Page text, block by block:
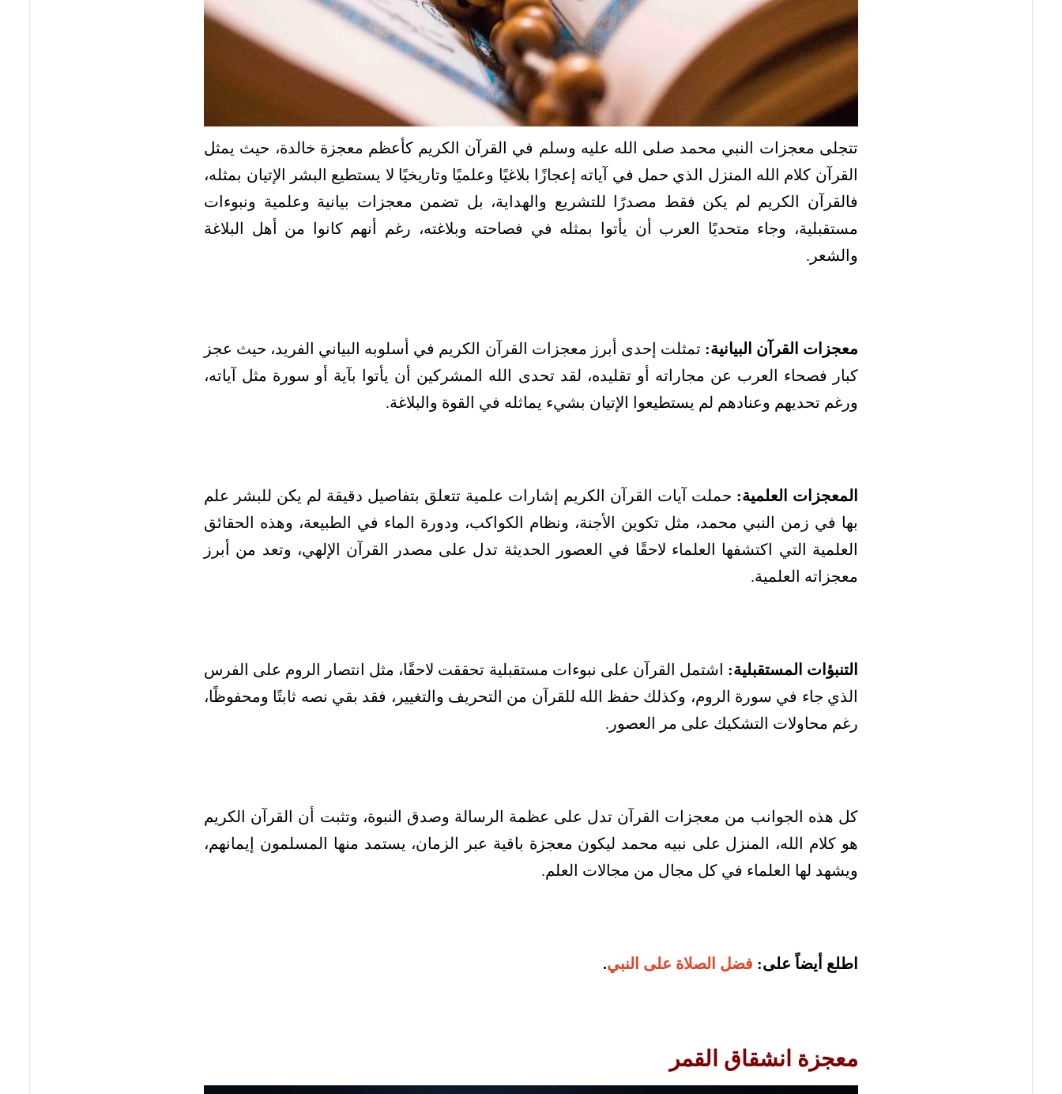
تتجلى معجزات النبي محمد صلى الله عليه وسلم في القرآن الكريم كأعظم معجزة خالدة، حيث يمثل
القرآن كلام الله المنزل الذي حمل في آياته إعجازًا بلاغيًا وعلميًا وتاريخيًا لا يستطيع البشر الإتيان بمثله،
فالقرآن الكريم لم يكن فقط مصدرًا للتشريع والهداية، بل تضمن معجزات بيانية وعلمية ونبوءات
مستقبلية، وجاء متحديًا العرب أن يأتوا بمثله في فصاحته وبلاغته، رغم أنهم كانوا من أهل البلاغة
والشعر.
معجزات القرآن البيانية: تمثلت إحدى أبرز معجزات القرآن الكريم في أسلوبه البياني الفريد، حيث عجز
كبار فصحاء العرب عن مجاراته أو تقليده، لقد تحدى الله المشركين أن يأتوا بآية أو سورة مثل آياته،
ورغم تحديهم وعنادهم لم يستطيعوا الإتيان بشيء يماثله في القوة والبلاغة.
المعجزات العلمية: حملت آيات القرآن الكريم إشارات علمية تتعلق بتفاصيل دقيقة لم يكن للبشر علم
بها في زمن النبي محمد، مثل تكوين الأجنة، ونظام الكواكب، ودورة الماء في الطبيعة، وهذه الحقائق
العلمية التي اكتشفها العلماء لاحقًا في العصور الحديثة تدل على مصدر القرآن الإلهي، وتعد من أبرز
معجزاته العلمية.
التنبؤات المستقبلية: اشتمل القرآن على نبوءات مستقبلية تحققت لاحقًا، مثل انتصار الروم على الفرس
الذي جاء في سورة الروم، وكذلك حفظ الله للقرآن من التحريف والتغيير، فقد بقي نصه ثابتًا ومحفوظًا،
رغم محاولات التشكيك على مر العصور.
كل هذه الجوانب من معجزات القرآن تدل على عظمة الرسالة وصدق النبوة، وتثبت أن القرآن الكريم
هو كلام الله، المنزل على نبيه محمد ليكون معجزة باقية عبر الزمان، يستمد منها المسلمون إيمانهم،
ويشهد لها العلماء في كل مجال من مجالات العلم.
اطلع أيضاً على: فضل الصلاة على النبي.
معجزة انشقاق القمر